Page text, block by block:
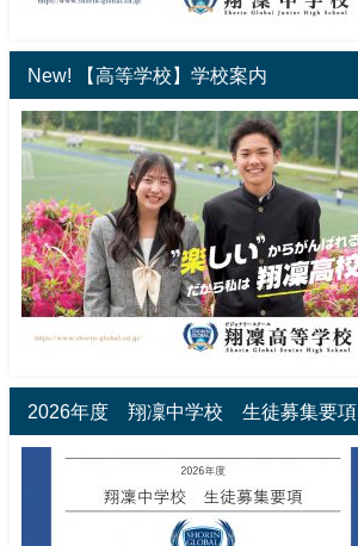
New! 【高等学校】学校案内
2026年度 翔凜中学校 生徒募集要項